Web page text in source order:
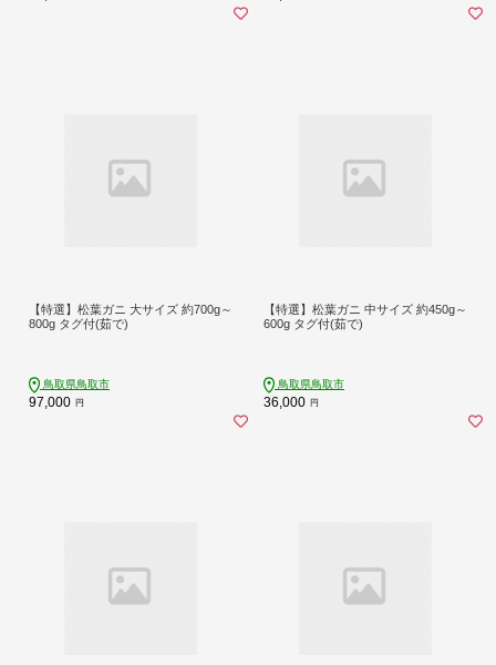
【特選】松葉ガニ 大サイズ 約700g～
800g タグ付(茹で)
鳥取県鳥取市
97,000 円
【特選】松葉ガニ 中サイズ 約450g～
600g タグ付(茹で)
鳥取県鳥取市
36,000 円